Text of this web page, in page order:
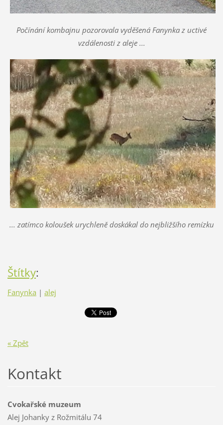
Počínání kombajnu pozorovala vyděšená Fanynka z uctivé
vzdálenosti z aleje ...
... zatímco koloušek urychleně doskákal do nejbližšího remízku
Štítky:
Fanynka | alej
« Zpět
Kontakt
Cvokařské muzeum
Alej Johanky z Rožmitálu 74